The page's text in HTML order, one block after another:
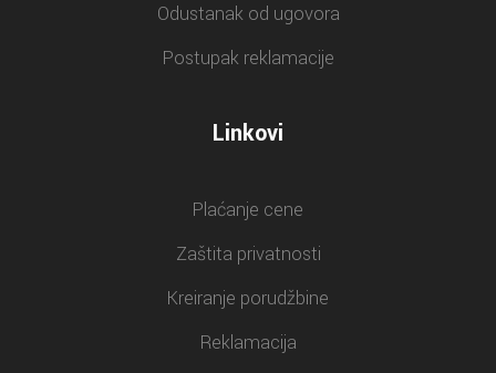
Odustanak od ugovora
Postupak reklamacije
Linkovi
Plaćanje cene
Zaštita privatnosti
Kreiranje porudžbine
Reklamacija